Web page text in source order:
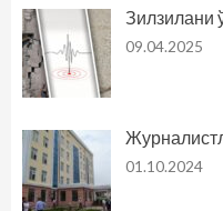
Зилзилани
09.04.2025
01.10.2024